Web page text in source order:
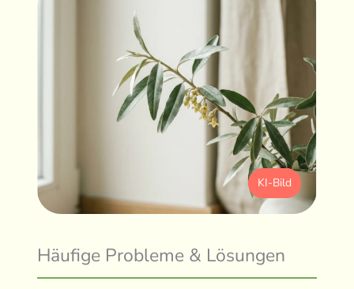
KI-Bild
Häufige Probleme & Lösungen